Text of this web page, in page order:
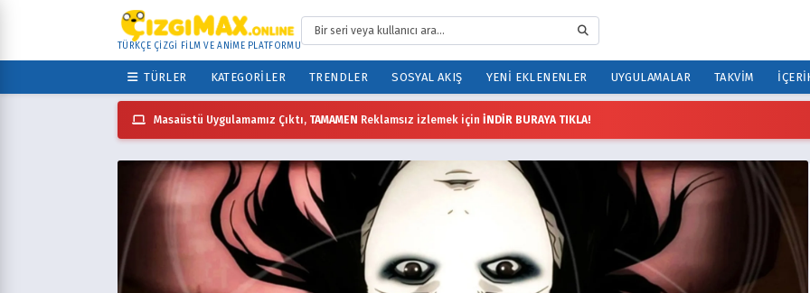
TÜRKÇE ÇİZGİ FİLM VE ANİME PLATFORMU
TÜRLER KATEGORILER TRENDLER SOSYAL AKIŞ YENI EKLENENLER UYGULAMALAR TAKVIM
Masaüstü Uygulamamız Çıktı, TAMAMEN Reklamsız izlemek için İNDİR BURAYA TIKLA!